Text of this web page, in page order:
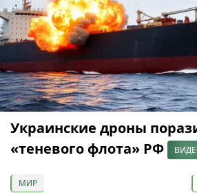
Украинские дроны
«теневого флота» РФ
МИР